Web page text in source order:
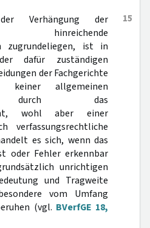
15
Verhängung der
hinreichende
zugrundeliegen, ist in
dafür zuständigen
der Fachgerichte
keiner allgemeinen
durch das
wohl aber einer
verfassungsrechtliche
es sich, wenn das
oder Fehler erkennbar
unrichtigen
und Tragweite
vom Umfang
(vgl. BVerfGE 18,